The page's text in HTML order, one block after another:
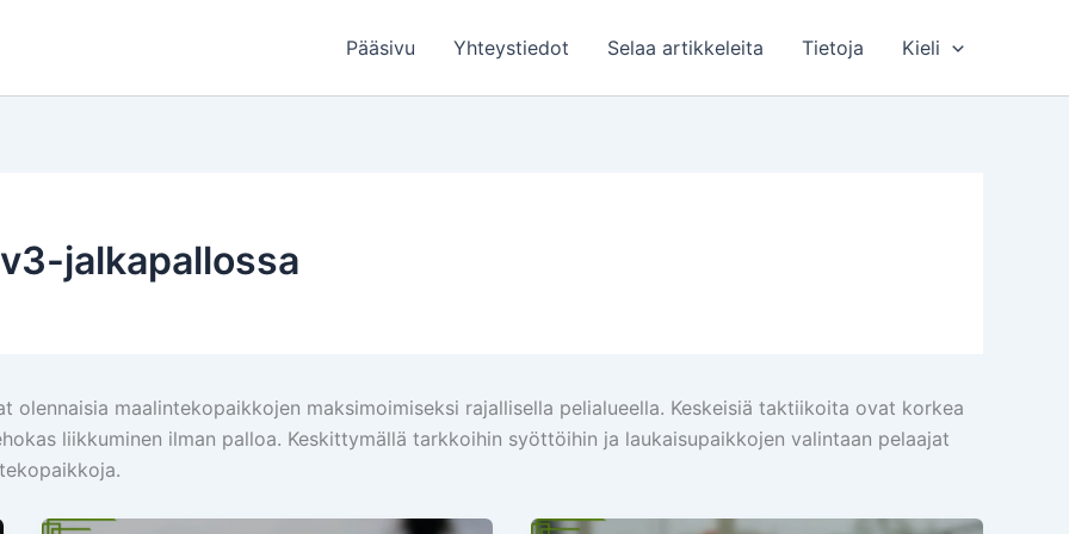
Pääsivu Yhteystiedot Selaa artikkeleita Tietoja Kieli
jalkapallossa
maalintekopaikkojen maksimoimiseksi rajallisella pelialueella. Keskeisiä taktiikoita ovat korkea
liikkuminen ilman palloa. Keskittymällä tarkkoihin syöttöihin ja laukaisupaikkojen valintaan pelaajat